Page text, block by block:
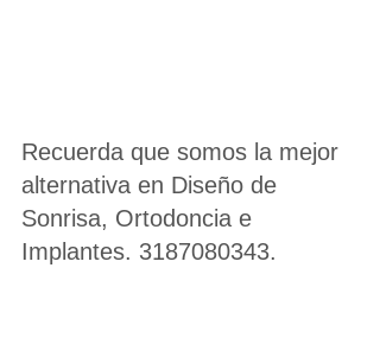
Recuerda que somos la mejor
alternativa en Diseño de
Sonrisa, Ortodoncia e
Implantes. 3187080343.